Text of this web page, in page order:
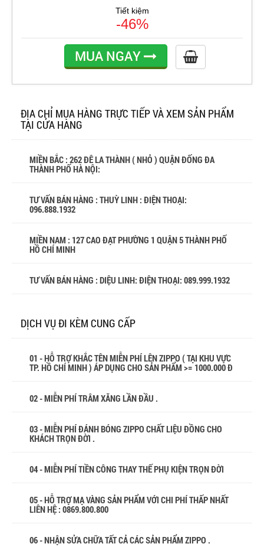
Tiết kiệm
-46%
MUA NGAY
ĐỊA CHỈ MUA HÀNG TRỰC TIẾP VÀ XEM SẢN PHẨM
TẠI CỬA HÀNG
MIỀN BẮC : 262 ĐÊ LA THÀNH ( NHỎ ) QUẬN ĐỐNG ĐA
THÀNH PHỐ HÀ NỘI:
TƯ VẤN BÁN HÀNG : THUỲ LINH : ĐIỆN THOẠI:
096.888.1932
MIỀN NAM : 127 CAO ĐẠT PHƯỜNG 1 QUẬN 5 THÀNH PHỐ
HỒ CHÍ MINH
TƯ VẤN BÁN HÀNG : DIỆU LINH: ĐIỆN THOẠI: 089.999.1932
DỊCH VỤ ĐI KÈM CUNG CẤP
01 - HỖ TRỢ KHẮC TÊN MIỄN PHÍ LÊN ZIPPO ( TẠI KHU VỰC
TP. HỒ CHÍ MINH ) ÁP DỤNG CHO SẢN PHẨM >= 1000.000 Đ
02 - MIỄN PHÍ TRÂM XĂNG LẦN ĐẦU .
03 - MIỄN PHÍ ĐÁNH BÓNG ZIPPO CHẤT LIỆU ĐỒNG CHO
KHÁCH TRỌN ĐỜI .
04 - MIỄN PHÍ TIỀN CÔNG THAY THẾ PHỤ KIỆN TRỌN ĐỜI
05 - HỖ TRỢ MẠ VÀNG SẢN PHẨM VỚI CHI PHÍ THẤP NHẤT
LIÊN HỆ : 0869.800.800
06 - NHẬN SỬA CHỮA TẤT CẢ CÁC SẢN PHẨM ZIPPO .